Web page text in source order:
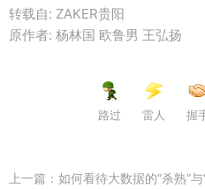
转载自: ZAKER贵阳
原作者: 杨林国 欧鲁男 王弘扬
路过 雷人 握
上一篇： 如何看待大数据的“杀熟”与